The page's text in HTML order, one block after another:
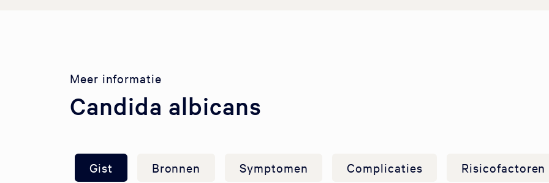
Meer informatie
Candida albicans
Gist Bronnen Symptomen Complicaties Risicofactoren